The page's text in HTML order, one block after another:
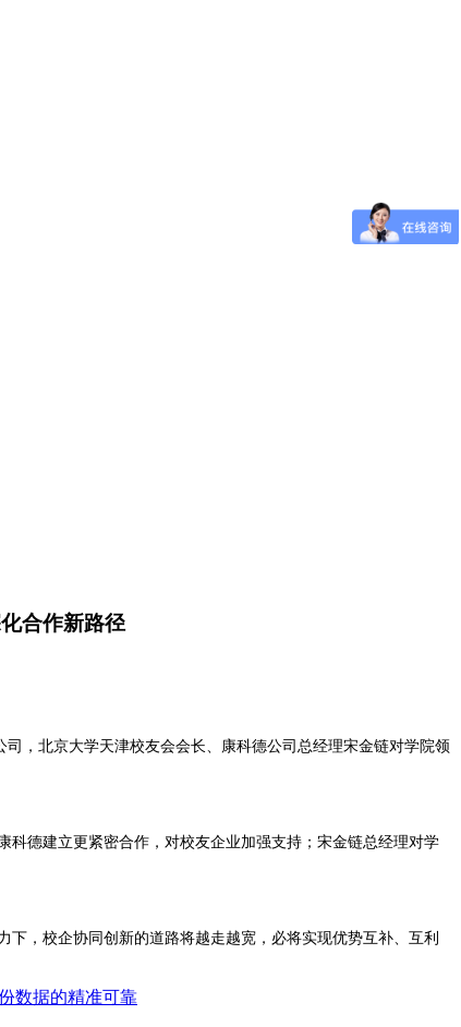
合作新路径
，北京大学天津校友会会长、康科德公司总经理宋金链对学院领
德建立更紧密合作，对校友企业加强支持；宋金链总经理对学
，校企协同创新的道路将越走越宽，必将实现优势互补、互利
数据的精准可靠